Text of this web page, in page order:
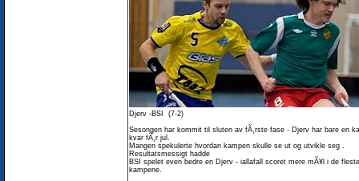
Djerv -BSI (7-2)
Sesongen har kommit til sluten av fÃ¸rste fase - Djerv har bare en
kvar fÃ¸r jul.
Mangen spekulerte hvordan kampen skulle se ut og utvikle seg .
Resultatsmessigt hadde
BSI spelet even bedre en Djerv - iallafall scoret mere mÃ¥l i de fleste
kampene.